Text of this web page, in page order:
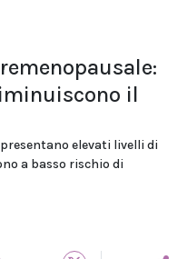
il
elevati livelli di
a basso rischio di